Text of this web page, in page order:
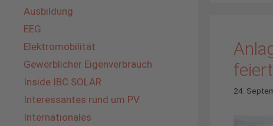
24.
Ausbildung
EEG
Elektromobilität
Gewerblicher Eigenverbrauch
Inside IBC SOLAR
Interessantes rund um PV
Internationales